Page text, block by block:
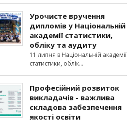
Урочисте вручення
дипломів у Національній
академії статистики,
обліку та аудиту
11 липня в Національній академії
статистики, облік
Професійний розвиток
викладачів - важлива
складова забезпечення
якості освіти